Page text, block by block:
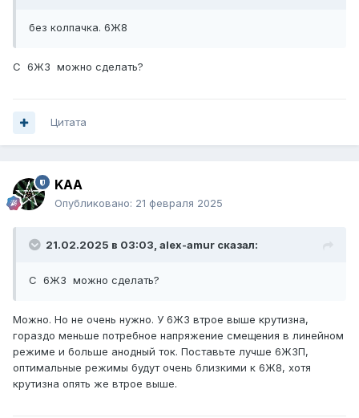
без колпачка. 6Ж8
С 6Ж3 можно сделать?
Цитата
KAA
Опубликовано: 21 февраля 2025
21.02.2025 в 03:03, alex-amur сказал:
С 6Ж3 можно сделать?
Можно. Но не очень нужно. У 6Ж3 втрое выше крутизна,
гораздо меньше потребное напряжение смещения в линейном
режиме и больше анодный ток. Поставьте лучше 6Ж3П,
оптимальные режимы будут очень близкими к 6Ж8, хотя
крутизна опять же втрое выше.